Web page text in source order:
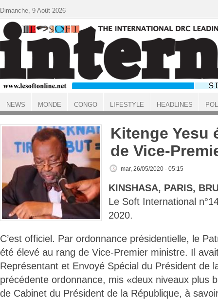
ACCUEIL
Kitenge Yesu
de Vice-
mar, 26/05/2020 - 05:15
KINSHASA, PARIS,
Le Soft International
2020.
C’est officiel. Par ordonnance présidentielle, le
été élevé au rang de Vice-Premier ministre. Il
Représentant et Envoyé Spécial du Président de
précédente ordonnance, mis «deux niveaux plus
de Cabinet du Président de la République, à
Dimanche, 9 Août 2026
NEWS MONDE CONGO LIFESTYLE HEADLINES